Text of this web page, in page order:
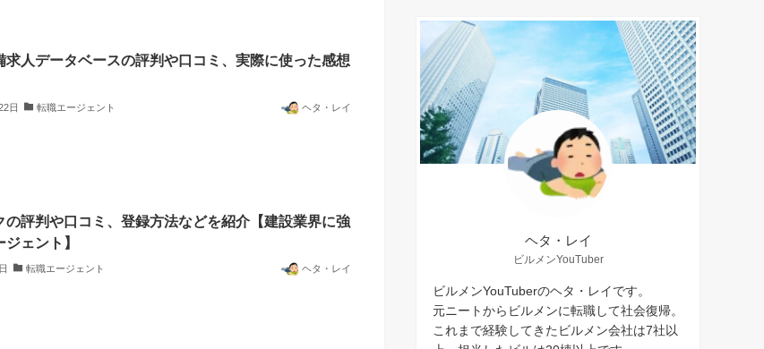
求人データベースの評判や口コミ、実際に使った感想
日 転職エージェント ヘタ・レイ
の評判や口コミ、登録方法などを紹介【建設業界に強
ェント】
転職エージェント ヘタ・レイ
ヘタ・レイ
ビルメンYouTuber
ビルメンYouTuberのヘタ・レイです。
元ニートからビルメンに転職して社会復帰。
これまで経験してきたビルメン会社は7社以